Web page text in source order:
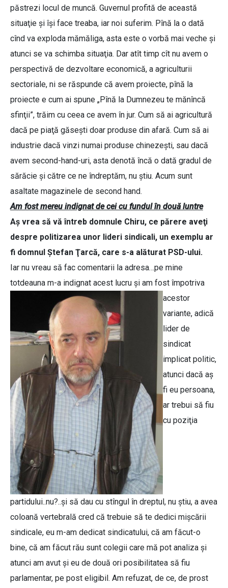
păstrezi locul de muncă. Guvernul profită de această
situaţie şi îşi face treaba, iar noi suferim. Pînă la o dată
cînd va exploda mămăliga, asta este o vorbă mai veche şi
atunci se va schimba situaţia. Dar atît timp cît nu avem o
perspectivă de dezvoltare economică, a agriculturii
sectoriale, ni se răspunde că avem proiecte, pînă la
proiecte e cum ai spune „Pînă la Dumnezeu te mănîncă
sfinţii”, trăim cu ceea ce avem în jur. Cum să ai agricultură
dacă pe piaţă găseşti doar produse din afară. Cum să ai
industrie dacă vinzi numai produse chinezeşti, sau dacă
avem second-hand-uri, asta denotă încă o dată gradul de
sărăcie şi către ce ne îndreptăm, nu ştiu. Acum sunt
asaltate magazinele de second hand.
Am fost mereu indignat de cei cu fundul în două luntre
Aş vrea să vă întreb domnule Chiru, ce părere aveţi
despre politizarea unor lideri sindicali, un exemplu ar
fi domnul Ştefan Ţarcă, care s-a alăturat PSD-ului.
Iar nu vreau să fac comentarii la adresa…pe mine
totdeauna m-a indignat acest lucru şi am fost împotriva
acestor
variante, adică
lider de
sindicat
implicat politic,
atunci dacă aş
fi eu persoana,
ar trebui să fiu
cu poziţia
partidului..nu?..şi să dau cu stîngul în dreptul, nu ştiu, a avea
coloană vertebrală cred că trebuie să te dedici mişcării
sindicale, eu m-am dedicat sindicatului, că am făcut-o
bine, că am făcut rău sunt colegii care mă pot analiza şi
atunci am avut şi eu de două ori posibilitatea să fiu
parlamentar, pe post eligibil. Am refuzat, de ce, de prost